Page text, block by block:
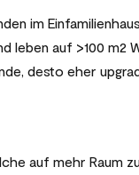
im
leben auf >100 m2
desto eher
auf mehr Raum